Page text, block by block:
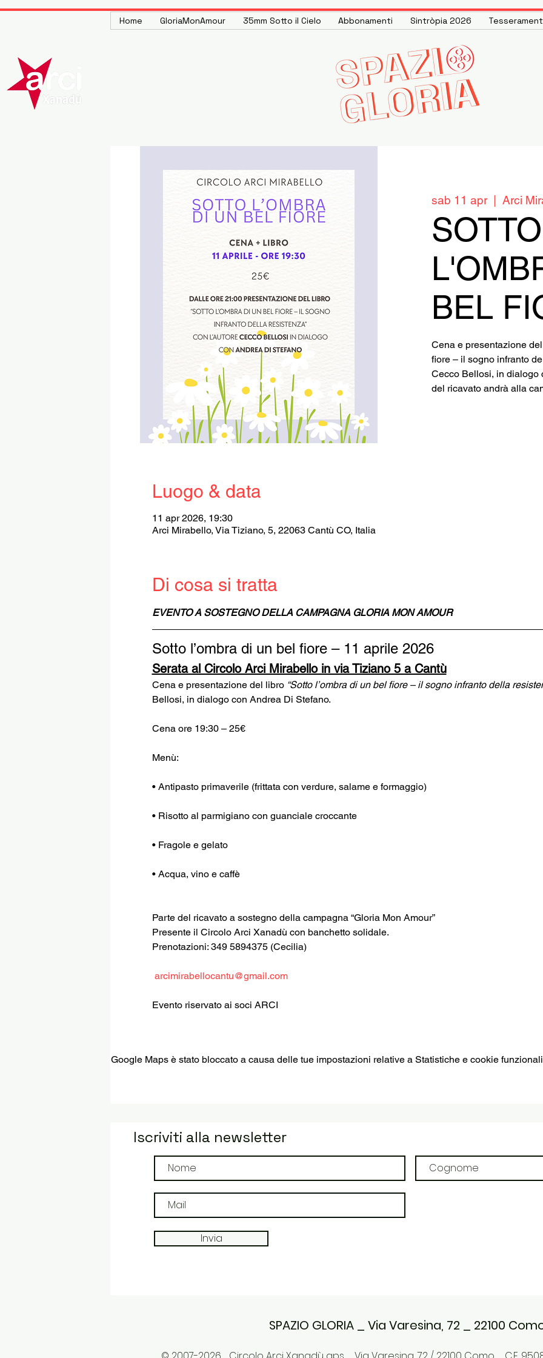
Home GloriaMonAmour 35mm Sotto il Cielo Abbonamenti Sintròpia 2026
sab 11 apr
  |
Arci
SOTTO
BEL
Cena e presentazione
fiore – il sogno infranto
Cecco Bellosi, in dialogo
del ricavato andrà alla
Luogo & data
11 apr 2026, 19:30
Arci Mirabello, Via Tiziano, 5, 22063 Cantù CO, Italia
Di cosa si tratta
EVENTO A SOSTEGNO DELLA CAMPAGNA GLORIA MON AMOUR
Sotto l’ombra di un bel fiore – 11 aprile 2026
Serata al Circolo Arci Mirabello in via Tiziano 5 a Cantù
Cena e presentazione del libro “Sotto l’ombra di un bel fiore – il sogno infranto della
Bellosi, in dialogo con Andrea Di Stefano.
Cena ore 19:30 – 25€
Menù:
• Antipasto primaverile (frittata con verdure, salame e formaggio)
• Risotto al parmigiano con guanciale croccante
• Fragole e gelato
• Acqua, vino e caffè
Parte del ricavato a sostegno della campagna “Gloria Mon Amour”
Presente il Circolo Arci Xanadù con banchetto solidale.
Prenotazioni: 349 5894375 (Cecilia)
arcimirabellocantu@gmail.com
Evento riservato ai soci ARCI
Google Maps è stato bloccato a causa delle tue impostazioni relative a Statistiche e cookie
Iscriviti alla newsletter
Invia
SPAZIO GLORIA _ Via Varesina, 72 _ 22100